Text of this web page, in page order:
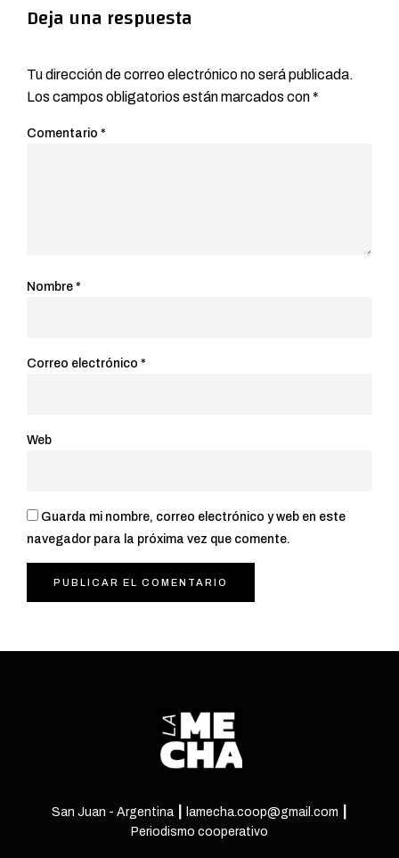
Deja una respuesta
Tu dirección de correo electrónico no será publicada.
Los campos obligatorios están marcados con*
Comentario *
Nombre *
Correo electrónico *
Web
Guarda mi nombre, correo electrónico y web en este
navegador para la próxima vez que comente.
San Juan - Argentina ┃ lamecha.coop@gmail.com ┃
Periodismo cooperativo